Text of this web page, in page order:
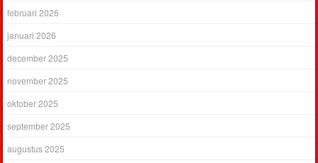
februari 2026
januari 2026
december 2025
november 2025
oktober 2025
september 2025
augustus 2025